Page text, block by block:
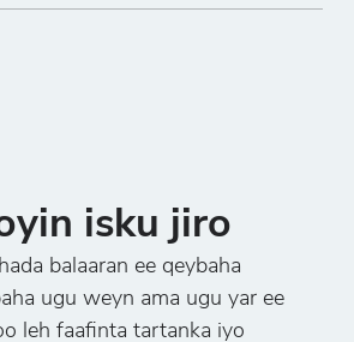
isku jiro
balaaran ee qeybaha
ugu weyn ama ugu yar ee
leh faafinta tartanka iyo